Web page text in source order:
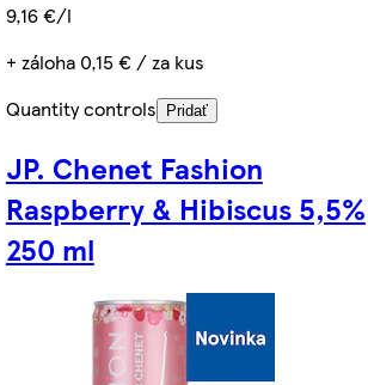
9,16 €/l
+ záloha 0,15 € / za kus
Quantity controls
Pridať
JP. Chenet Fashion
Raspberry & Hibiscus 5,5%
250 ml